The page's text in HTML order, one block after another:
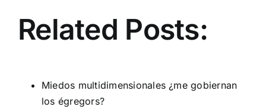
Related Posts:
Miedos multidimensionales ¿me gobiernan
los égregors?